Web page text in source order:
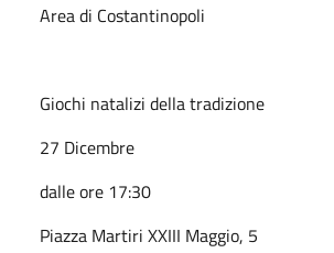
Area di Costantinopoli
Giochi natalizi della tradizione
27 Dicembre
dalle ore 17:30
Piazza Martiri XXIII Maggio, 5